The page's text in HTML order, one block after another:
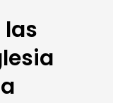
las